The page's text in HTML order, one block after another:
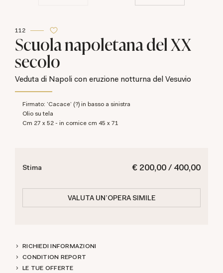
112
Scuola napoletana del XX
secolo
Veduta di Napoli con eruzione notturna del Vesuvio
Firmato: 'Cacace' (?) in basso a sinistra
olio su tela
cm 27 x 52 - in cornice cm 45 x 71
€ 200,00 / 400,00
Stima
VALUTA UN'OPERA SIMILE
RICHIEDI INFORMAZIONI
CONDITION REPORT
LE TUE OFFERTE